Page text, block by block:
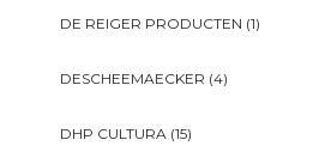
DE REIGER PRODUCTEN (1)
DESCHEEMAECKER (4)
DHP CULTURA (15)